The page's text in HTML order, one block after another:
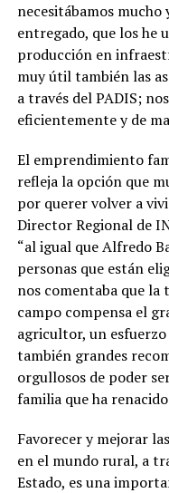
necesitábamos
entregado, que los he
producción en
muy útil también las
a través del PADIS;
eficientemente y de
El emprendimiento
refleja la opción que
por querer volver a
Director Regional de
“al igual que Alfredo
personas que están
nos comentaba que
campo compensa el
agricultor, un
también grandes
orgullosos de poder
familia que ha
Favorecer y mejorar
en el mundo rural, a
Estado, es una